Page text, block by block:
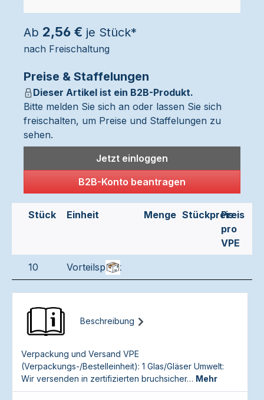
Ab 2,56 € je Stück*
nach Freischaltung
Preise & Staffelungen
Dieser Artikel ist ein B2B-Produkt.
Bitte melden Sie sich an oder lassen Sie sich
freischalten, um Preise und Staffelungen zu
sehen.
Jetzt einloggen
B2B-Konto beantragen
Stück Einheit Menge StückpreisPreis
pro
VPE
10 Vorteilspack
Beschreibung
Verpackung und Versand VPE
(Verpackungs-/Bestelleinheit): 1 Glas/Gläser Umwelt:
Wir versenden in zertifizierten bruchsicher… Mehr